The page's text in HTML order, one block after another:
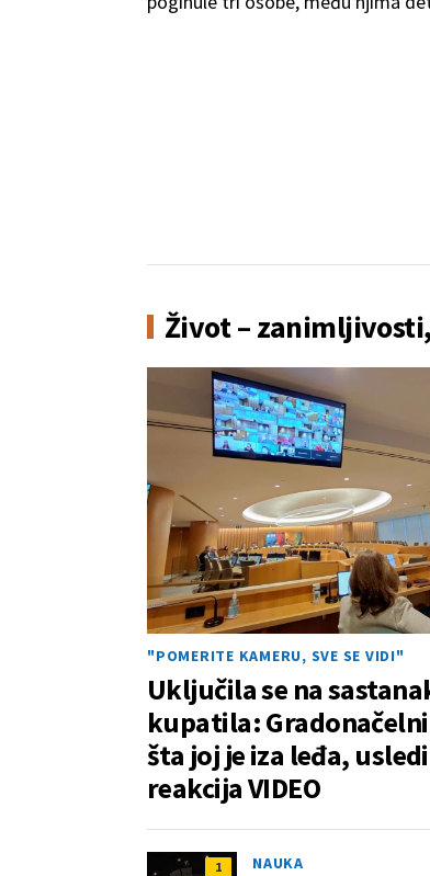
Život –
"POMERITE KAMERU, SVE SE VIDI"
Uključila se na
kupatila:
šta joj je iza leđa,
reakcija VIDEO
1 NAUKA